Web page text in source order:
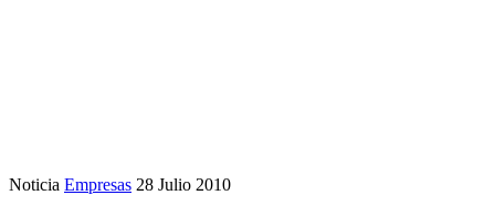
Noticia Empresas 28 Julio 2010